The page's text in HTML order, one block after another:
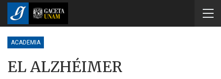
ACADEMIA
EL ALZHÉIMER